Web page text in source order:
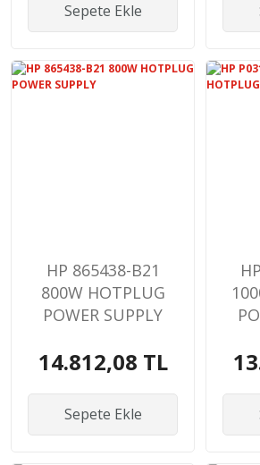
Sepete Ekle
HP 865438-B21
800W HOTPLUG
POWER SUPPLY
14.812,08 TL
Sepete Ekle